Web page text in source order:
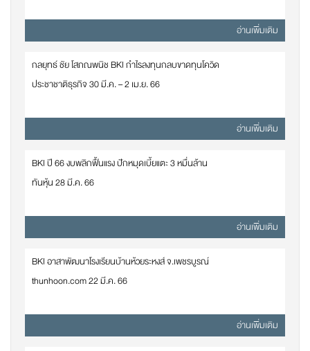
อ่านเพิ่มเติม
กลยุทธ์ ชัย โสภณพนิช BKI กำไรลงทุนกลบขาดทุนโควิด
ประชาชาติธุรกิจ 30 มี.ค. – 2 เม.ย. 66
อ่านเพิ่มเติม
BKI ปี 66 งบพลิกฟื้นแรง ปักหมุดเบี้ยแตะ 3 หมื่นล้าน
ทันหุ้น 28 มี.ค. 66
อ่านเพิ่มเติม
BKI อาสาพัฒนาโรงเรียนบ้านห้วยระหงส์ จ.เพชรบูรณ์
thunhoon.com 22 มี.ค. 66
อ่านเพิ่มเติม